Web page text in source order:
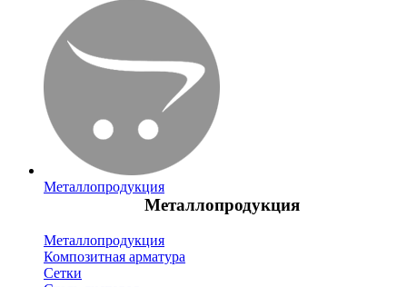
Металлопродукция
Металлопродукция
Металлопродукция
Композитная арматура
Сетки